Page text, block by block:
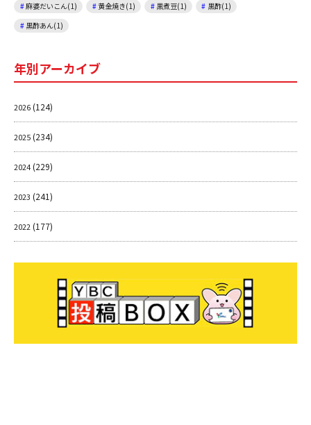
麻婆だいこん(1)
黄金焼き(1) 黒煮豆(1)
黒酢(1)
黒酢あん(1)
年別アーカイブ
2026(124)
2025(234)
2024(229)
2023 (241)
2022(177)